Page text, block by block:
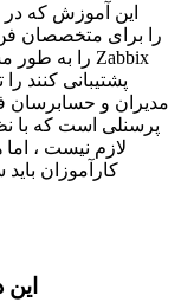
پشتیبانی کنند
مدیران و حسابرسان
پرسنلی است که با
کارآموزان